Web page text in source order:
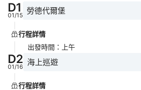
D1
01/15 勞德代爾堡
行程詳情
出發時間 ： 上午
D2
01/16 海上巡遊
行程詳情